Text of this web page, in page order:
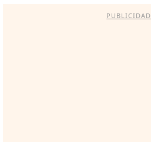
PUBLICIDAD